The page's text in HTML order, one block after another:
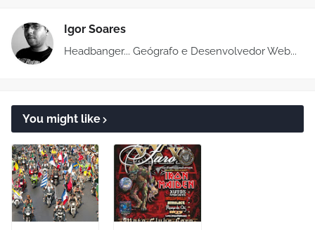
Igor Soares
Headbanger... Geógrafo e Desenvolvedor Web...
You might like